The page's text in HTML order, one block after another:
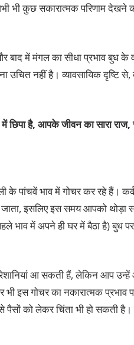
भी कुछ सकारात्मक परिणाम
में मंगल का सीधा प्रभाव बुध के
उचित नहीं है। व्यावसायिक दृष्टि
छिपा है, आपके जीवन का सारा राज,
पांचवें भाव में गोचर कर रहे हैं।
इसलिए इस समय आपको
में अपने ही घर में बैठा है) बुध पर
आ सकती हैं, लेकिन आप
भी इस गोचर का नकारात्मक
पैसों को लेकर चिंता भी हो सकती